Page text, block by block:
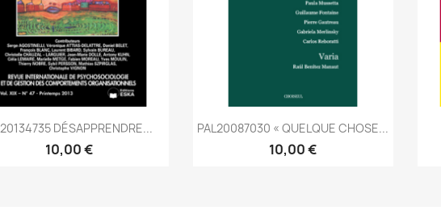
Aperçu rapide
DÉSAPPRENDRE...
10,00 €
Aperçu rapide
PAL20087030 « QUELQUE CHOSE...
10,00 €